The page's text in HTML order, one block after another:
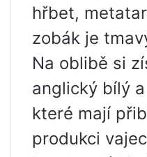
hřbet,
zobák je
Na oblibě si
anglický bílý
které mají
produkci